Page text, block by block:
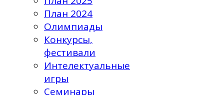
План 2024
Олимпиады
Конкурсы,
фестивали
Интелектуальные
игры
Семинары